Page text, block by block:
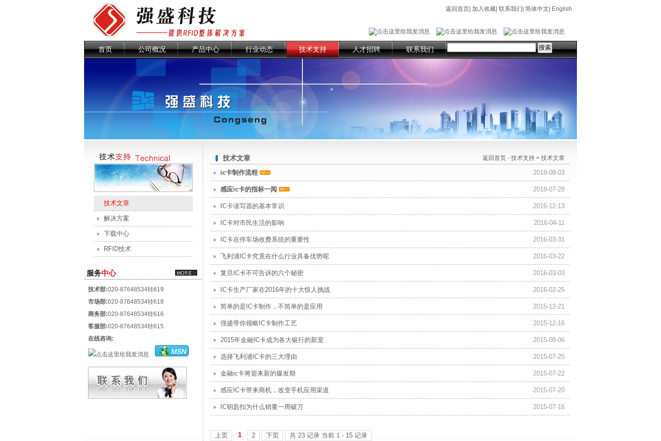
返回首页 加入收藏 联系我们 简体中文 English
首页 公司概况 产品中心 行业动态 技术支持 人才招聘 联系我们
技术文章
解决方案
下载中心
RFID技术
服务中心
技术部:020-87648534转619
市场部:020-87648534转618
商务部:020-87648534转616
客服部:020-87648534转615
在线咨询:
技术文章 返回首页 - 技术支持 > 技术文章
ic卡制作流程 2018-08-03
感应ic卡的指标一阅 2018-07-28
IC卡读写器的基本常识 2016-12-13
IC卡对市民生活的影响 2016-04-11
IC卡在停车场收费系统的重要性 2016-03-31
飞利浦IC卡究竟在什么行业具备优势呢 2016-03-22
复旦IC卡不可告诉的六个秘密 2016-03-03
IC卡生产厂家在2016年的十大惊人挑战 2016-02-25
简单的是IC卡制作，不简单的是应用 2015-12-21
强盛带你领略IC卡制作工艺 2015-12-16
2015年金融IC卡成为各大银行的新宠 2015-08-06
选择飞利浦IC卡的三大理由 2015-07-25
金融ic卡将迎来新的爆发期 2015-07-22
感应IC卡带来商机，改变手机应用渠道 2015-07-20
IC钥匙扣为什么销量一周破万 2015-07-16
上页 1 2 下页 共 23 记录 当前 1 - 15 记录